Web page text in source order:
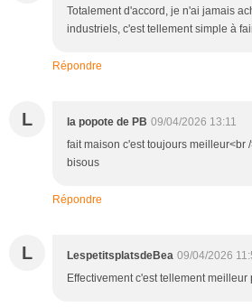
Totalement d'accord, je n'ai jamais
industriels, c'est tellement simple à
Répondre
L la popote de PB 09/04/2026 13:11
fait maison c'est toujours meilleur<br
bisous
Répondre
L LespetitsplatsdeBea 09/04/2026
Effectivement c'est tellement